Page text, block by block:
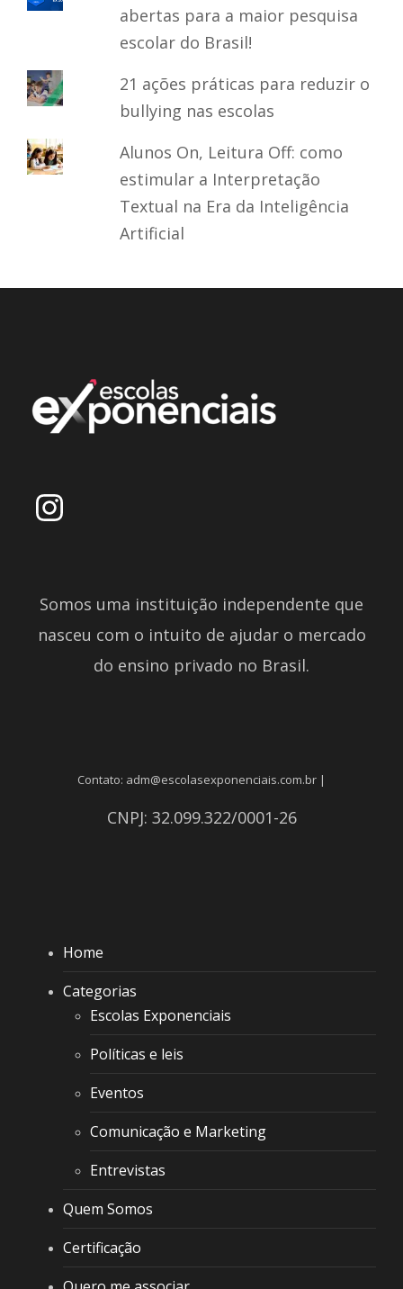
abertas para a maior pesquisa
escolar do Brasil!
21 ações práticas para reduzir o
bullying nas escolas
Alunos On, Leitura Off: como
estimular a Interpretação
Textual na Era da Inteligência
Artificial
Somos uma instituição independente que
nasceu com o intuito de ajudar o mercado
do ensino privado no Brasil.
Contato: adm@escolasexponenciais.com.br |
CNPJ: 32.099.322/0001-26
Home
Categorias
Escolas Exponenciais
Políticas e leis
Eventos
Comunicação e Marketing
Entrevistas
Quem Somos
Certificação